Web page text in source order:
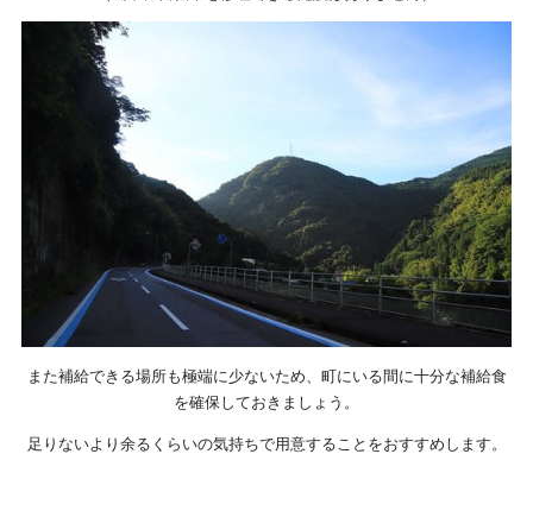
また補給できる場所も極端に少ないため、町にいる間に十分な補給食
を確保しておきましょう。
足りないより余るくらいの気持ちで用意することをおすすめします。